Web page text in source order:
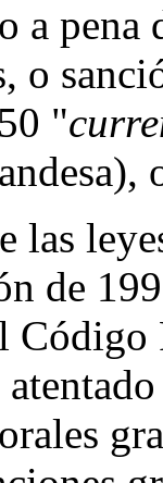
a
o
"
las
de
Código